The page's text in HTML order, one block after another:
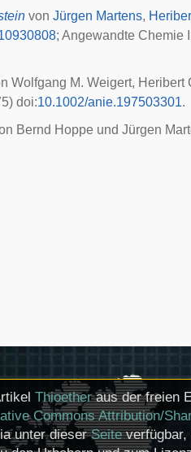
von Jürgen Martens,
; Angewandte Chemie
Wolfgang M. Weigert,
doi:10.1002/anie.197503301.
Bernd Hoppe und Jürgen
Thioetheraus der freien
Commons Attribution/
unter dieserSeiteverfügbar,